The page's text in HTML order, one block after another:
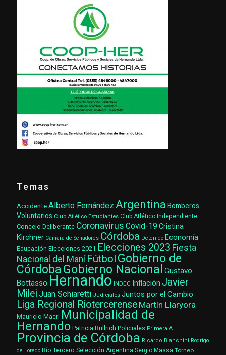
Temas
AccidenteAlberto Fernández Argentina Bomberos
Voluntarios Club Atlético Estudiantes Club Atlético Independiente
Concejo Deliberante Coronavirus Covid-19 Cristina
Kirchner Cámara de Senadores Córdoba Detenido Economía
Educación Elecciones 2021 Elecciones 2023 Fiesta
Nacional del Maní Fútbol Gobierno de
CórdobaGobierno Nacional Gustavo
Bottasso Hernando INDEC Inflación Javier
Milei Juan Schiaretti Judiciales Juntos por el Cambio
Liga Regional Riotercerense Martín Llaryora
Mauricio Macri Municipalidad de
Hernando Patricia Bullrich Policiales Primera A
Provincia de Córdoba Ricardo Bianchini Rodrigo
de Loredo Río Tercero Selección Argentina Sergio Massa Torneo